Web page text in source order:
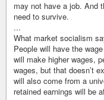
may not have a job. And
need to survive.
...
What market socialism
People will have the
will make higher wages,
wages, but that doesn’t
will also come from a
retained earnings will be